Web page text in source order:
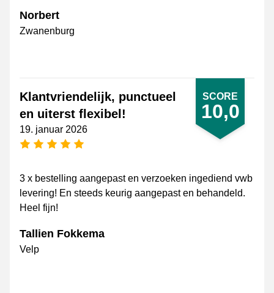
Norbert
Zwanenburg
SCORE
10,0
Klantvriendelijk, punctueel
en uiterst flexibel!
19. januar 2026
[_General:NumberOfStarsPluralFormat]
3 x bestelling aangepast en verzoeken ingediend vwb
levering! En steeds keurig aangepast en behandeld.
Heel fijn!
Tallien Fokkema
Velp